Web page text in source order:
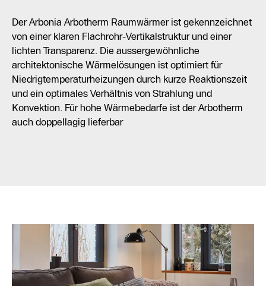
Der Arbonia Arbotherm Raumwärmer ist gekennzeichnet
von einer klaren Flachrohr-Vertikalstruktur und einer
lichten Transparenz. Die aussergewöhnliche
architektonische Wärmelösungen ist optimiert für
Niedrigtemperaturheizungen durch kurze Reaktionszeit
und ein optimales Verhältnis von Strahlung und
Konvektion. Für hohe Wärmebedarfe ist der Arbotherm
auch doppellagig lieferbar